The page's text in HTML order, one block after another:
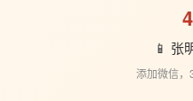
📱 张
添加微信，